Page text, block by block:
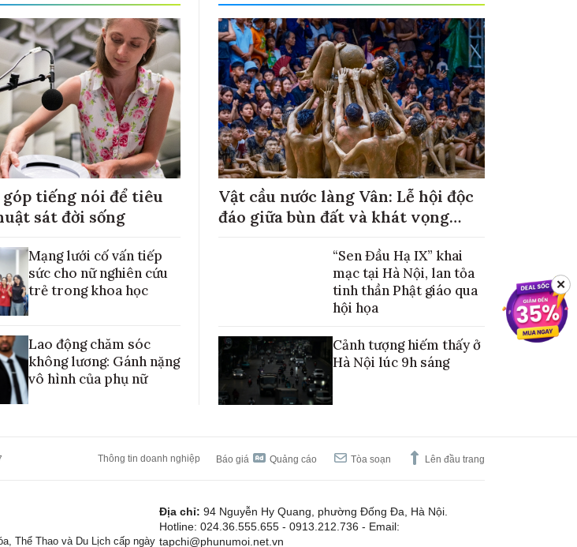
tiếng nói để tiêu
sát đời sống
Mạng lưới cố vấn tiếp
sức cho nữ nghiên cứu
trẻ trong khoa học
Lao động chăm sóc
không lương: Gánh nặng
vô hình của phụ nữ
Vật cầu nước làng Vân: Lễ hội độc
đáo giữa bùn đất và khát vọng
“Sen Đầu Hạ IX” khai
mạc tại Hà Nội, lan tỏa
tinh thần Phật giáo qua
hội họa
Cảnh tượng hiếm thấy ở
Hà Nội lúc 9h sáng
Thông tin doanh nghiệp Báo giá Quảng cáo Tòa soạn Lên đầu trang
Thể Thao và Du Lịch cấp ngày
Địa chỉ: 94 Nguyễn Hy Quang, phường Đống Đa, Hà Nội.
Hotline: 024.36.555.655 - 0913.212.736 - Email:
tapchi@phunumoi.net.vn
✕